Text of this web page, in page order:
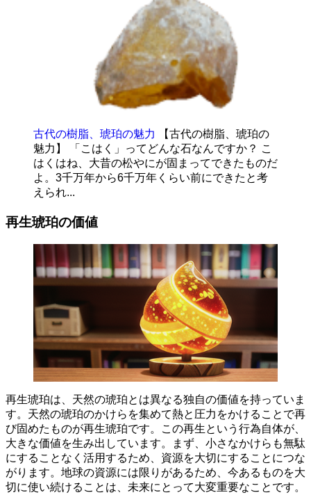
古代の樹脂、琥珀の魅力
【古代の樹脂、琥珀の
魅力】 「こはく」ってどんな石なんですか？ こ
はくはね、大昔の松やにが固まってできたものだ
よ。3千万年から6千万年くらい前にできたと考
えられ...
再生琥珀の価値
再生琥珀は、天然の琥珀とは異なる独自の価値を持っていま
す。天然の琥珀のかけらを集めて熱と圧力をかけることで再
び固めたものが再生琥珀です。この再生という行為自体が、
大きな価値を生み出しています。まず、小さなかけらも無駄
にすることなく活用するため、資源を大切にすることにつな
がります。地球の資源には限りがあるため、今あるものを大
切に使い続けることは、未来にとって大変重要なことです。